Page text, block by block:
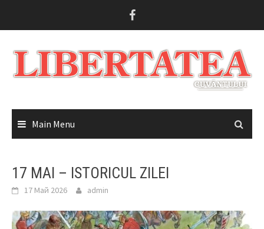
Main Menu
17 MAI – ISTORICUL ZILEI
17 Май 2026 admin